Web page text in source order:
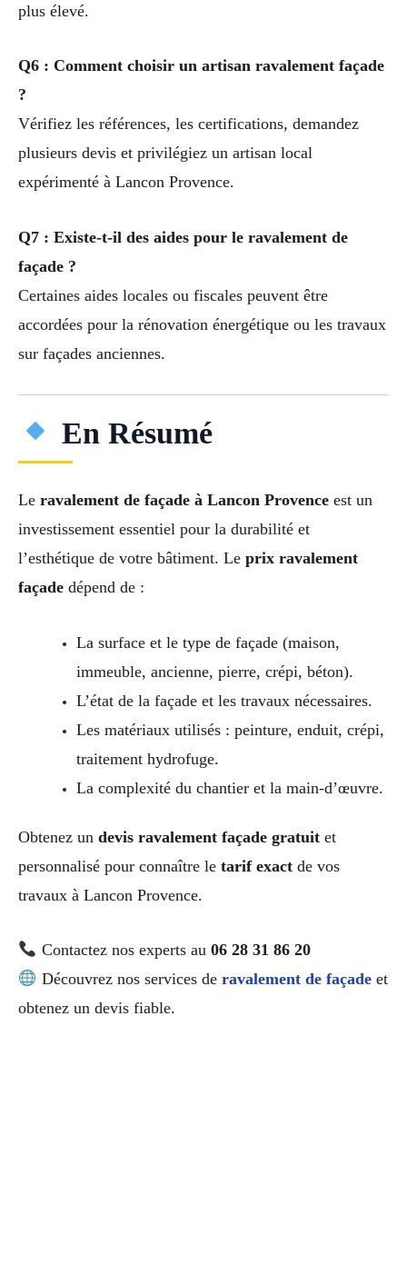
plus élevé.
Q6 : Comment choisir un artisan ravalement façade
?
Vérifiez les références, les certifications, demandez
plusieurs devis et privilégiez un artisan local
expérimenté à Lancon Provence.
Q7 : Existe-t-il des aides pour le ravalement de
façade ?
Certaines aides locales ou fiscales peuvent être
accordées pour la rénovation énergétique ou les travaux
sur façades anciennes.
En Résumé
Le ravalement de façade à Lancon Provence est un
investissement essentiel pour la durabilité et
l’esthétique de votre bâtiment. Le prix ravalement
façade dépend de :
La surface et le type de façade (maison,
immeuble, ancienne, pierre, crépi, béton).
L’état de la façade et les travaux nécessaires.
Les matériaux utilisés : peinture, enduit, crépi,
traitement hydrofuge.
La complexité du chantier et la main-d’œuvre.
Obtenez un devis ravalement façade gratuit et
personnalisé pour connaître le tarif exact de vos
travaux à Lancon Provence.
Contactez nos experts au 06 28 31 86 20
Découvrez nos services de ravalement de façadeet
obtenez un devis fiable.